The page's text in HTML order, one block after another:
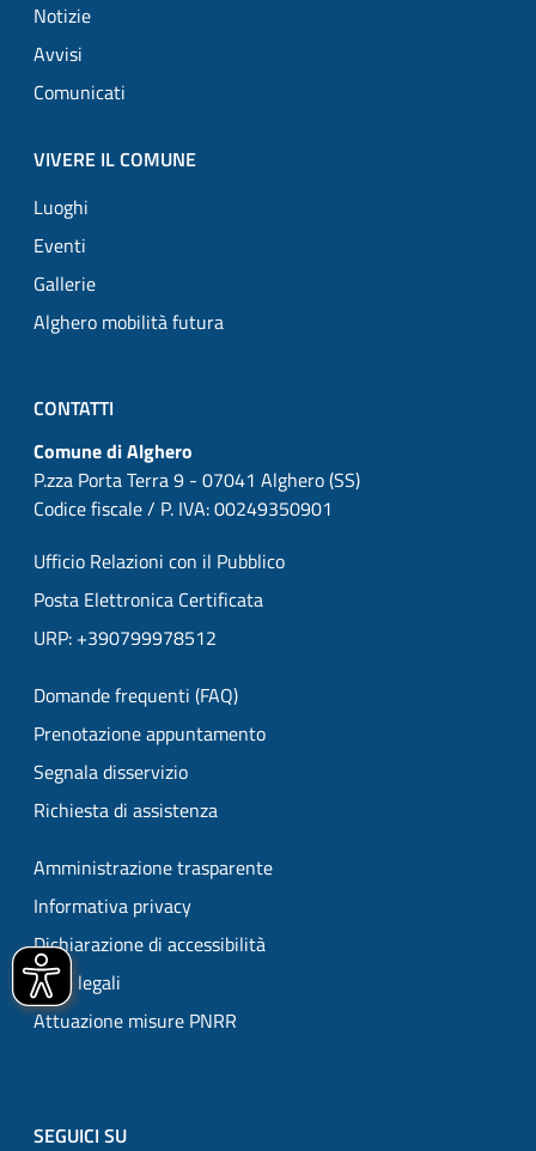
Notizie
Avvisi
Comunicati
VIVERE IL COMUNE
Luoghi
Eventi
Gallerie
Alghero mobilità futura
CONTATTI
Comune di Alghero
P.zza Porta Terra 9 - 07041 Alghero (SS)
Codice fiscale / P. IVA: 00249350901
Ufficio Relazioni con il Pubblico
Posta Elettronica Certificata
URP: +390799978512
Domande frequenti (FAQ)
Prenotazione appuntamento
Segnala disservizio
Richiesta di assistenza
Amministrazione trasparente
Informativa privacy
Dichiarazione di accessibilità
Note legali
Attuazione misure PNRR
SEGUICI SU